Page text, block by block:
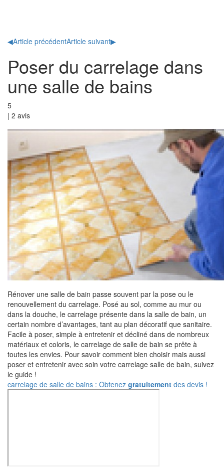
◀Article précédentArticle suivant▶
Poser du carrelage dans
une salle de bains
5
| 2 avis
Rénover une salle de bain passe souvent par la pose ou le
renouvellement du carrelage. Posé au sol, comme au mur ou
dans la douche, le carrelage présente dans la salle de bain, un
certain nombre d’avantages, tant au plan décoratif que sanitaire.
Facile à poser, simple à entretenir et décliné dans de nombreux
matériaux et coloris, le carrelage de salle de bain se prête à
toutes les envies. Pour savoir comment bien choisir mais aussi
poser et entretenir avec soin votre carrelage salle de bain, suivez
le guide !
carrelage de salle de bains : Obtenez gratuitement des devis !